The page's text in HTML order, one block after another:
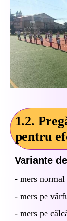
1.2.
pentru
Variante
- mers normal
- mers pe
- mers pe